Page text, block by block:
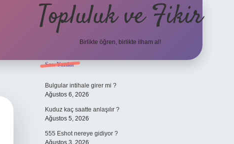
Topluluk ve Fikir
Birlikte öğren, birlikte ilham al!
Sidebar
Son Yazılar
Bulgular intihale girer mi ?
Ağustos 6, 2026
Kuduz kaç saatte anlaşılır ?
Ağustos 5, 2026
555 Eshot nereye gidiyor ?
Ağustos 3, 2026